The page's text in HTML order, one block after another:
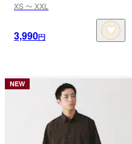
XS 〜 XXL
3,990円
NEW